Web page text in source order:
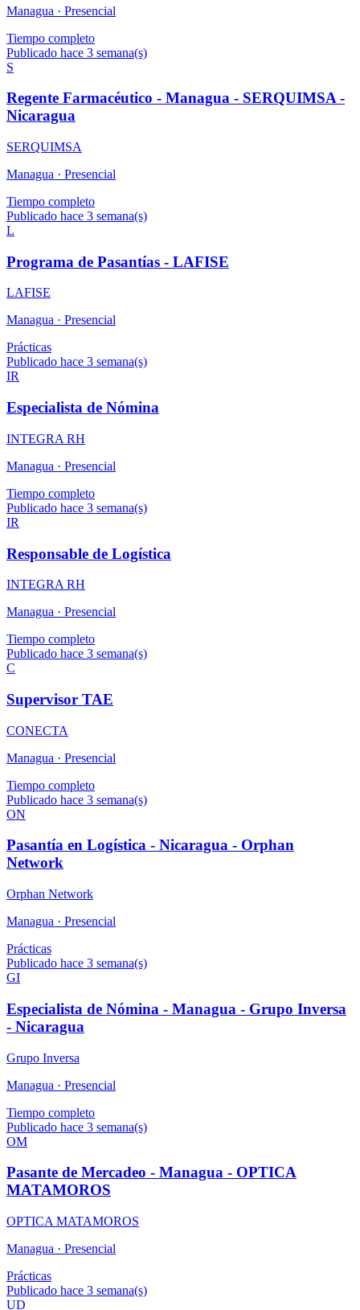
Managua · Presencial
Tiempo completo
Publicado hace 3 semana(s)
S
Regente Farmacéutico - Managua - SERQUIMSA -
Nicaragua
SERQUIMSA
Managua · Presencial
Tiempo completo
Publicado hace 3 semana(s)
L
Programa de Pasantías - LAFISE
LAFISE
Managua · Presencial
Prácticas
Publicado hace 3 semana(s)
IR
Especialista de Nómina
INTEGRA RH
Managua · Presencial
Tiempo completo
Publicado hace 3 semana(s)
IR
Responsable de Logística
INTEGRA RH
Managua · Presencial
Tiempo completo
Publicado hace 3 semana(s)
C
Supervisor TAE
CONECTA
Managua · Presencial
Tiempo completo
Publicado hace 3 semana(s)
ON
Pasantía en Logística - Nicaragua - Orphan
Network
Orphan Network
Managua · Presencial
Prácticas
Publicado hace 3 semana(s)
GI
Especialista de Nómina - Managua - Grupo Inversa
- Nicaragua
Grupo Inversa
Managua · Presencial
Tiempo completo
Publicado hace 3 semana(s)
OM
Pasante de Mercadeo - Managua - OPTICA
MATAMOROS
OPTICA MATAMOROS
Managua · Presencial
Prácticas
Publicado hace 3 semana(s)
UD